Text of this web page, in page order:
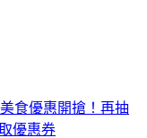
食優惠開搶！再抽
優惠券